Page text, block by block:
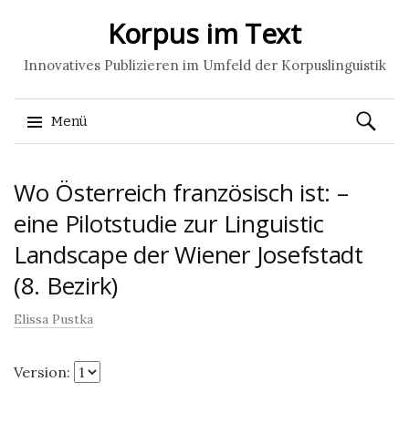
Korpus im Text
Innovatives Publizieren im Umfeld der Korpuslinguistik
Menü
zum
Suchen
nach:
Wo Österreich französisch ist: –
eine Pilotstudie zur Linguistic
Landscape der Wiener Josefstadt
(8. Bezirk)
Elissa Pustka
Version: